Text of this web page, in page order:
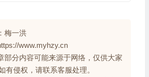
梅一洪
www.myhzy.cn
部分内容可能来源于网络，仅供大家
有侵权，请联系客服处理。